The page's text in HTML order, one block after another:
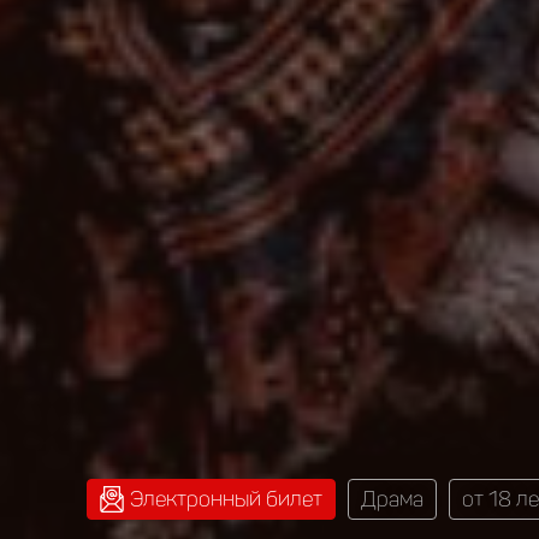
Электронный билет Драма от 18